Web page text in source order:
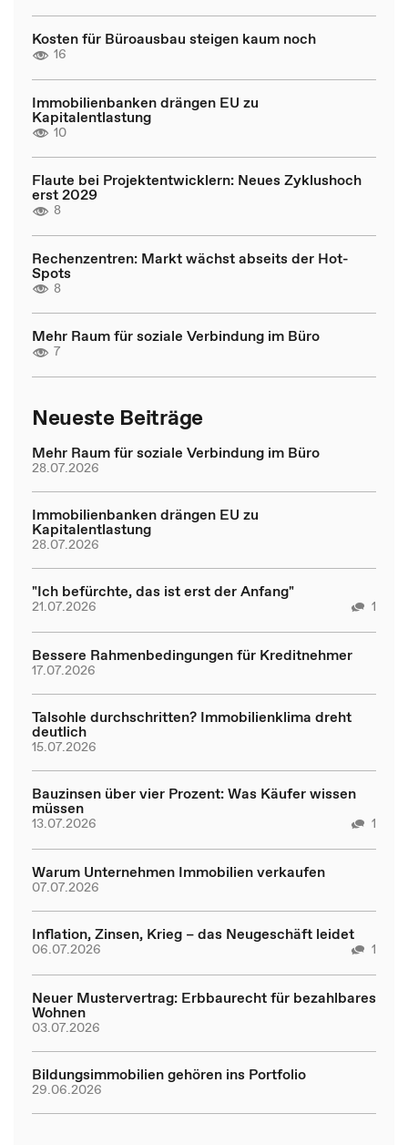
Kosten für Büroausbau steigen kaum noch
16
Immobilienbanken drängen EU zu
Kapitalentlastung
10
Flaute bei Projektentwicklern: Neues Zyklushoch
erst 2029
8
Rechenzentren: Markt wächst abseits der Hot-
Spots
8
Mehr Raum für soziale Verbindung im Büro
7
Neueste Beiträge
Mehr Raum für soziale Verbindung im Büro
28.07.2026
Immobilienbanken drängen EU zu
Kapitalentlastung
28.07.2026
"Ich befürchte, das ist erst der Anfang"
21.07.2026 1
Bessere Rahmenbedingungen für Kreditnehmer
17.07.2026
Talsohle durchschritten? Immobilienklima dreht
deutlich
15.07.2026
Bauzinsen über vier Prozent: Was Käufer wissen
müssen
13.07.2026 1
Warum Unternehmen Immobilien verkaufen
07.07.2026
Inflation, Zinsen, Krieg – das Neugeschäft leidet
06.07.2026 1
Neuer Mustervertrag: Erbbaurecht für bezahlbares
Wohnen
03.07.2026
Bildungsimmobilien gehören ins Portfolio
29.06.2026